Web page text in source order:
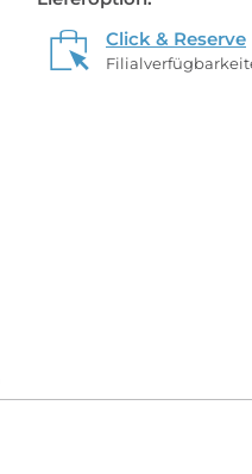
Click & Reserve